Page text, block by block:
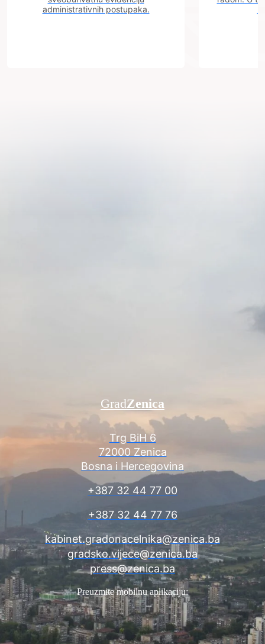
administrativnih postupaka.
Trg BiH 6
72000 Zenica
Bosna i Hercegovina
+387 32 44 77 00
+387 32 44 77 76
kabinet.gradonacelnika@zenica.ba
gradsko.vijece@zenica.ba
press@zenica.ba
GradZenica
Preuzmite mobilnu aplikaciju: